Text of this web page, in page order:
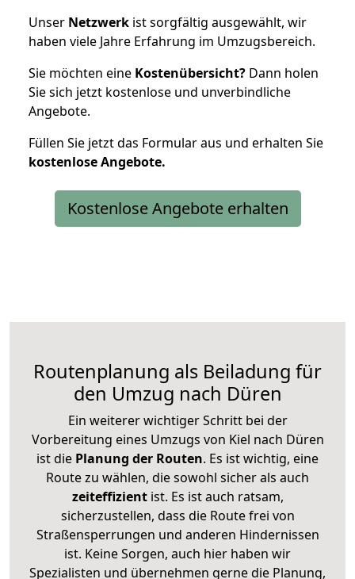
Unser Netzwerk ist sorgfältig ausgewählt, wir
haben viele Jahre Erfahrung im Umzugsbereich.
Sie möchten eine Kostenübersicht? Dann holen
Sie sich jetzt kostenlose und unverbindliche
Angebote.
Füllen Sie jetzt das Formular aus und erhalten Sie
kostenloseAngebote.
Kostenlose Angebote erhalten
Routenplanung als Beiladung für
den Umzug nach Düren
Ein weiterer wichtiger Schritt bei der
Vorbereitung eines Umzugs von Kiel nach Düren
ist die Planung der Routen. Es ist wichtig, eine
Route zu wählen, die sowohl sicher als auch
zeiteffizientist. Es ist auch ratsam,
sicherzustellen, dass die Route frei von
Straßensperrungen und anderen Hindernissen
ist. Keine Sorgen, auch hier haben wir
Spezialisten und übernehmen gerne die Planung,